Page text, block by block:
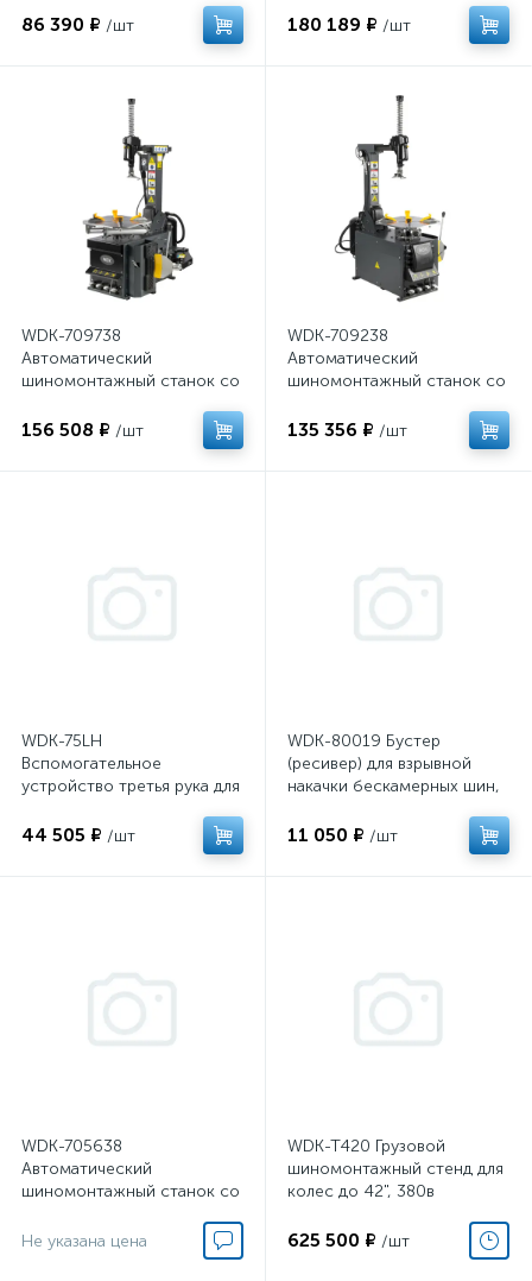
86 390 ₽ /шт
Захват 10"-24"
180 189 ₽ /шт
WDK-709738
Автоматический
шиномонтажный станок со
двухскоростной. Захват 12
156 508 ₽ /шт
WDK-709238
Автоматический
шиномонтажный станок со
двухскоростной. Захват 10
135 356 ₽ /шт
WDK-75LH
Вспомогательное
устройство третья рука для
WDK-700322, 700338
44 505 ₽ /шт
WDK-80019 Бустер
(ресивер) для взрывной
накачки бескамерных шин,
11 050 ₽ /шт
WDK-705638
Автоматический
шиномонтажный станок со
Захват 12"-28"
Не указана цена
WDK-T420 Грузовой
шиномонтажный стенд для
колес до 42", 380в
625 500 ₽ /шт